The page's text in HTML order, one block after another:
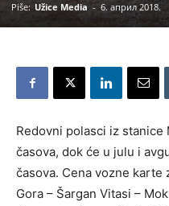
Piše: Užice Media - 6. април 2018.
Redovni polasci iz stanice
časova, dok će u julu i
časova. Cena vozne
Gora – Šargan Vitasi –